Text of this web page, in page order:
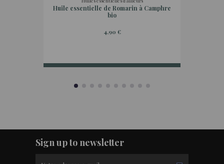
Huile essentielle de Romarin à Camphre
bio
4,90 €
Sign up to newsletter